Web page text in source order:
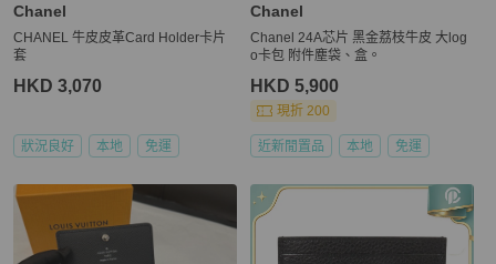
Chanel
CHANEL 牛皮皮革Card Holder卡片
套
HKD 3,070
狀況良好 本地 免運
Chanel
Chanel 24A芯片 黑金荔枝牛皮 大log
o卡包 附件塵袋、盒。
HKD 5,900
現折 200
近新閒置品 本地 免運